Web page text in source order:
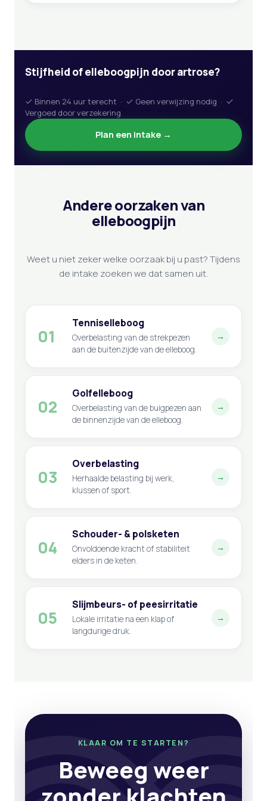
Stijfheid of elleboogpijn door artrose?
Binnen 24 uur terecht ·
Geen verwijzing nodig ·
Vergoed door verzekering
Plan een intake →
Andere oorzaken van
elleboogpijn
Weet u niet zeker welke oorzaak bij u past? Tijdens
de intake zoeken we dat samen uit.
01
Tenniselleboog
Overbelasting van de strekpezen
aan de buitenzijde van de elleboog.
→
02
Golfelleboog
Overbelasting van de buigpezen aan
de binnenzijde van de elleboog.
→
03
Overbelasting
Herhaalde belasting bij werk,
klussen of sport.
→
04
Schouder- & polsketen
Onvoldoende kracht of stabiliteit
elders in de keten.
→
05
Slijmbeurs- of peesirritatie
Lokale irritatie na een klap of
langdurige druk.
→
KLAAR OM TE STARTEN?
Beweeg weer